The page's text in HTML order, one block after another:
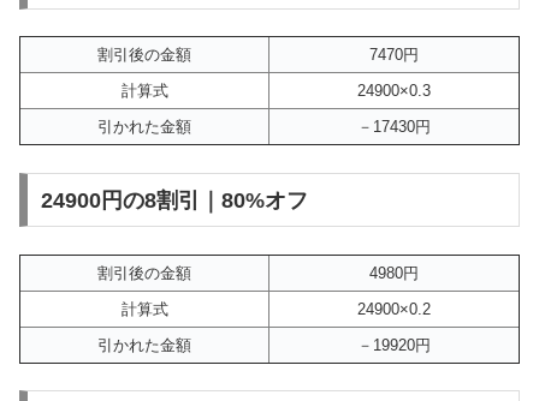
割引後の金額
7470円
計算式
24900×0.3
引かれた金額
－17430円
24900円の8割引｜80%オフ
割引後の金額
4980円
計算式
24900×0.2
引かれた金額
－19920円